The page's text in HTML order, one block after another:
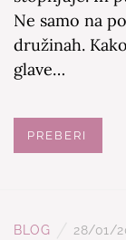
Ne samo na
družinah.
glave…
PREBERI
BLOG 28/01/